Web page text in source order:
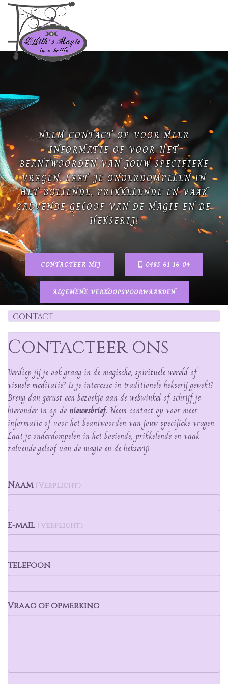
NEEM CONTACT OP VOOR MEER
INFORMATIE OF VOOR HET
BEANTWOORDEN VAN JOUW SPECIFIEKE
VRAGEN. LAAT JE ONDERDOMPELEN IN
HET BOEIENDE, PRIKKELENDE EN VAAK
ZALVENDE GELOOF VAN DE MAGIE EN DE
HEKSERIJ!
CONTACTEER MIJ 0485 61 16 04
ALGEMENE VERKOOPSVOORWAARDEN
CONTACT
Contacteer ons
Verdiep jij je ook graag in de magische, spirituele wereldof
visuele meditatie? Is je interesse in traditionele hekserij gewekt?
Breng dan gerust een bezoekje aan de webwinkelof schrijf je
hieronder in op de nieuwsbrief. Neem contact op voor meer
informatie of voor het beantwoorden van jouw specifieke vragen.
Laat je onderdompelen in het boeiende, prikkelende en vaak
zalvende geloof van de magie en de hekserij!
Naam ( Verplicht )
E-mail ( Verplicht )
Telefoon
Vraag of opmerking